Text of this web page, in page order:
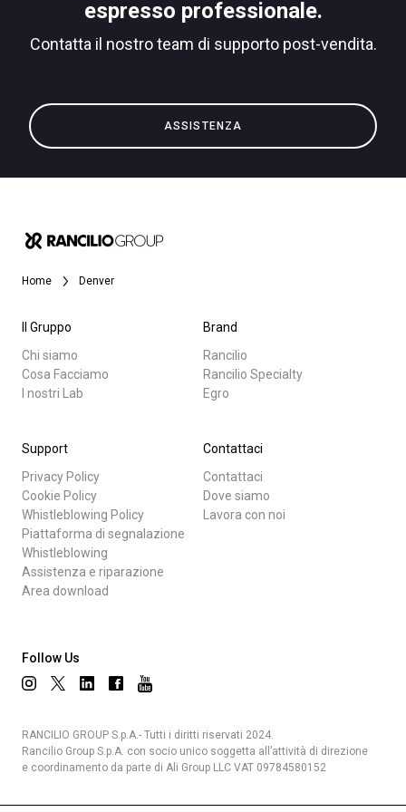
espresso professionale.
Contatta il nostro team di supporto post-vendita.
ASSISTENZA
Home Denver
Il Gruppo
Chi siamo
Cosa Facciamo
I nostri Lab
Brand
Rancilio
Rancilio Specialty
Egro
Support
Privacy Policy
Cookie Policy
Whistleblowing Policy
Piattaforma di segnalazione
Whistleblowing
Assistenza e riparazione
Area download
Contattaci
Contattaci
Dove siamo
Lavora con noi
Follow Us
RANCILIO GROUP S.p.A.- Tutti i diritti riservati 2024.
Rancilio Group S.p.A. con socio unico soggetta all’attività di direzione
e coordinamento da parte di Ali Group LLC VAT 09784580152
Tutti
Prodotti
News
Altro